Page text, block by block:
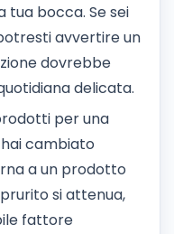
bocca. Se sei
avvertire un
dovrebbe
delicata.
per una
cambiato
a un prodotto
si attenua,
fattore